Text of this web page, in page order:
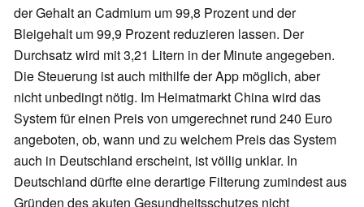
der Gehalt an Cadmium um 99,8 Prozent und der
Bleigehalt um 99,9 Prozent reduzieren lassen. Der
Durchsatz wird mit 3,21 Litern in der Minute angegeben.
Die Steuerung ist auch mithilfe der App möglich, aber
nicht unbedingt nötig. Im Heimatmarkt China wird das
System für einen Preis von umgerechnet rund 240 Euro
angeboten, ob, wann und zu welchem Preis das System
auch in Deutschland erscheint, ist völlig unklar. In
Deutschland dürfte eine derartige Filterung zumindest aus
Gründen des akuten Gesundheitsschutzes nicht